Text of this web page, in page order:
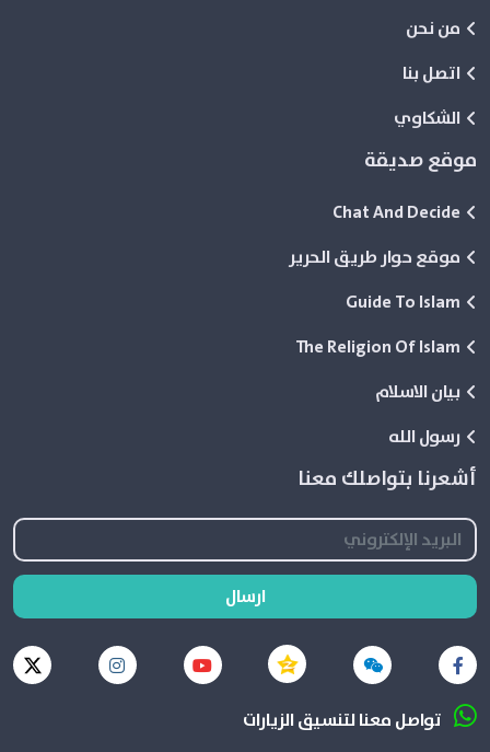
من نحن
اتصل بنا
الشكاوي
موقع صديقة
Chat And Decide
موقع حوار طريق الحرير
Guide To Islam
The Religion Of Islam
بيان الاسلام
رسول الله
أشعرنا بتواصلك معنا
ارسال
تواصل معنا لتنسيق الزيارات